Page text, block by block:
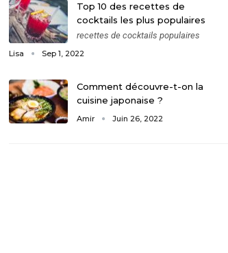
Top 10 des recettes de
cocktails les plus populaires
recettes de cocktails populaires
Lisa Sep 1, 2022
Comment découvre-t-on la
cuisine japonaise ?
Amir Juin 26, 2022